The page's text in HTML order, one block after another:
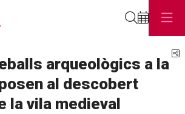
arqueològics a la
al descobert
la vila medieval